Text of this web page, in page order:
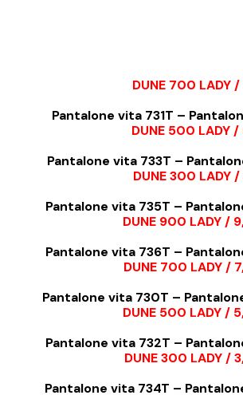
DUNE 700
Pantalone vita 731T –
DUNE 500
Pantalone vita 733T –
DUNE 300
Pantalone vita 735T –
DUNE 900 LADY /
Pantalone vita 736T –
DUNE 700 LADY /
Pantalone vita 730T –
DUNE 500 LADY /
Pantalone vita 732T –
DUNE 300 LADY /
Pantalone vita 734T –